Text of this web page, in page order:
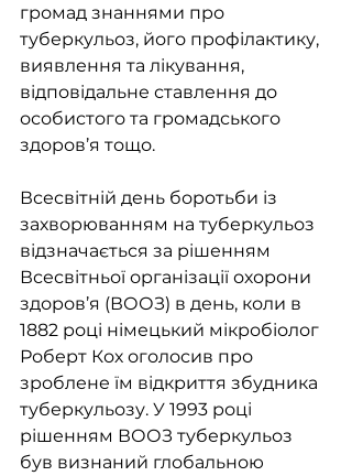
громад знаннями про
туберкульоз, його профілактику,
виявлення та лікування,
відповідальне ставлення до
особистого та громадського
здоров’я тощо.
Всесвітній день боротьби із
захворюванням на туберкульоз
відзначається за рішенням
Всесвітньої організації охорони
здоров’я (ВООЗ) в день, коли в
1882 році німецький мікробіолог
Роберт Кох оголосив про
зроблене їм відкриття збудника
туберкульозу. У 1993 році
рішенням ВООЗ туберкульоз
був визнаний глобальною